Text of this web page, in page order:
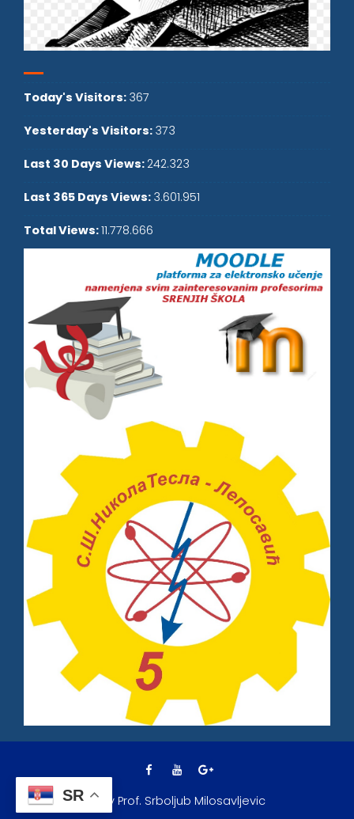
Today's Visitors: 367
Yesterday's Visitors: 373
Last 30 Days Views: 242.323
Last 365 Days Views: 3.601.951
Total Views:11.778.666
© By Prof. Srboljub Milosavljevic
SR